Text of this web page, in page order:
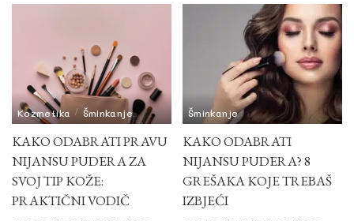
Kozmetika Šminkanje
KAKO ODABRATI PRAVU
NIJANSU PUDERA ZA
SVOJ TIP KOŽE:
PRAKTIČNI VODIČ
Šminkanje
KAKO ODABRATI
NIJANSU PUDERA? 8
GREŠAKA KOJE TREBAŠ
IZBJEĆI